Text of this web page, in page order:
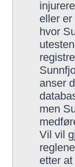
eller
hvor
anser
men
Vil vil
etter